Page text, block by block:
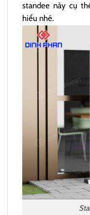
standee này cụ
hiểu nhé.